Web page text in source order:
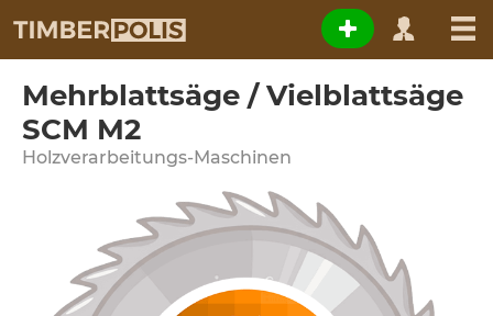
Mehrblattsäge / Vielblattsäge
SCM M2
Holzverarbeitungs-Maschinen